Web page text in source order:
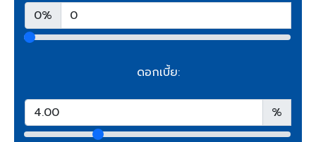
0%
ดอกเบี้ย:
%